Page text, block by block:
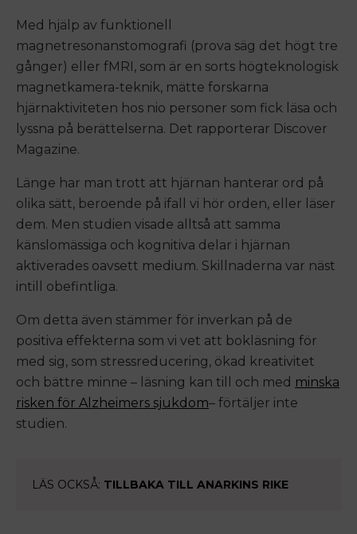
Med hjälp av funktionell
magnetresonanstomografi (prova säg det högt tre
gånger) eller fMRI, som är en sorts högteknologisk
magnetkamera-teknik, mätte forskarna
hjärnaktiviteten hos nio personer som fick läsa och
lyssna på berättelserna. Det rapporterar Discover
Magazine.
Länge har man trott att hjärnan hanterar ord på
olika sätt, beroende på ifall vi hör orden, eller läser
dem. Men studien visade alltså att samma
känslomässiga och kognitiva delar i hjärnan
aktiverades oavsett medium. Skillnaderna var näst
intill obefintliga.
Om detta även stämmer för inverkan på de
positiva effekterna som vi vet att bokläsning för
med sig, som stressreducering, ökad kreativitet
och bättre minne – läsning kan till och med minska
risken för Alzheimers sjukdom– förtäljer inte
studien.
LÄS OCKSÅ: TILLBAKA TILL ANARKINS RIKE